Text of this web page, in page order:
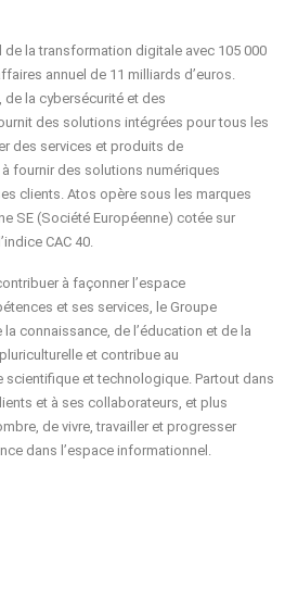
la transformation digitale avec 105 000
annuel de 11 milliards d’euros.
la cybersécurité et des
des solutions intégrées pour tous les
des services et produits de
fournir des solutions numériques
clients. Atos opère sous les marques
SE (Société Européenne) cotée sur
CAC 40.
à façonner l’espace
et ses services, le Groupe
connaissance, de l’éducation et de la
et contribue au
scientifique et technologique. Partout dans
et à ses collaborateurs, et plus
de vivre, travailler et progresser
dans l’espace informationnel.